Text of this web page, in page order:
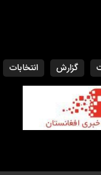
گزارش انتخابات